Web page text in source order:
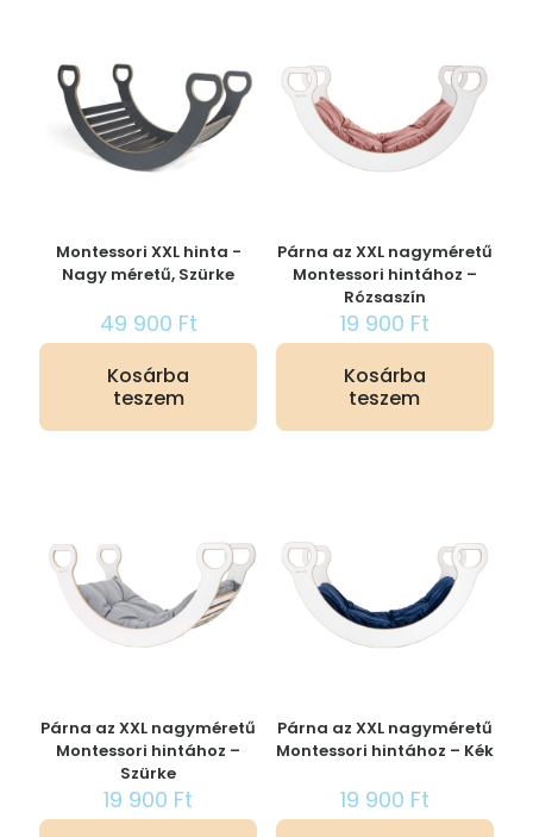
Montessori XXL hinta -
Nagy méretű, Szürke
49 900 Ft
Kosárba
teszem
Párna az XXL nagyméretű
Montessori hintához –
Rózsaszín
19 900 Ft
Kosárba
teszem
Párna az XXL nagyméretű
Montessori hintához –
Szürke
19 900 Ft
Párna az XXL nagyméretű
Montessori hintához – Kék
19 900 Ft